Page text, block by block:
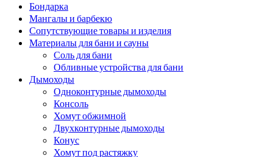
Бондарка
Мангалы и барбекю
Сопутствующие товары и изделия
Материалы для бани и сауны
Соль для бани
Обливные устройства для бани
Дымоходы
Одноконтурные дымоходы
Консоль
Хомут обжимной
Двухконтурные дымоходы
Конус
Хомут под растяжку